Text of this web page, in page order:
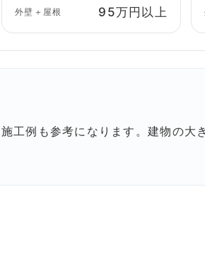
外壁＋屋根 95万円以上
工例も参考になります。建物の大